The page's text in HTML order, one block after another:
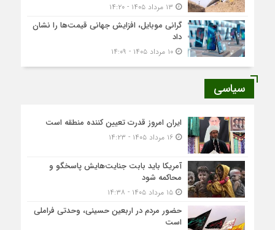
گرانی موبایل، افزایش جهانی قیمت‌ها را نشان
داد
۱۰ مرداد ۱۴۰۵ - ۱۴:۰۹
سیاسی
ایران امروز قدرت تعیین کننده منطقه است
۱۶ مرداد ۱۴۰۵ - ۱۴:۲۳
آمریکا باید بابت جنایت‌هایش پاسخگو و
محاکمه شود
۱۵ مرداد ۱۴۰۵ - ۱۴:۳۸
حضور مردم در اربعین حسینی، وحدتی فراملی
است